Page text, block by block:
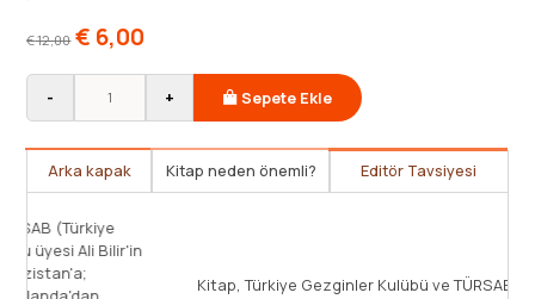
€12,00 € 6,00
- + Sepete Ekle
Arka kapak Kitap neden önemli? Editör Tavsiyesi
ve kültürler tanımak kadar insanının
az şey vardır hayatta. Gezilerinize bir
şehirlerin tarihi ve kültürel
önemli bir